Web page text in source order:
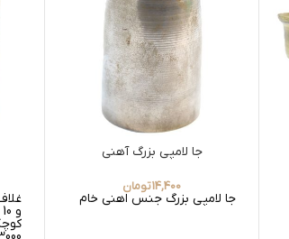
جا لامپی بزرگ آهنی
14,400تومان
جا لامپی بزرگ جنس اهنی خام